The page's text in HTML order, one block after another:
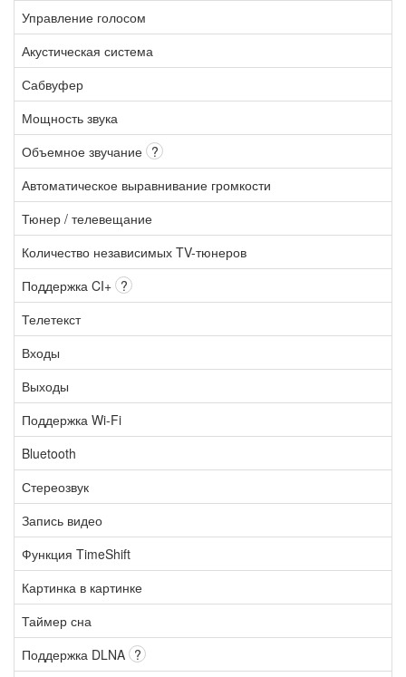
Управление голосом
Акустическая система
Сабвуфер
Мощность звука
Объемное звучание ?
Автоматическое выравнивание громкости
Тюнер / телевещание
Количество независимых TV-тюнеров
Поддержка CI+ ?
Телетекст
Входы
Выходы
Поддержка Wi-Fi
Bluetooth
Стереозвук
Запись видео
Функция TimeShift
Картинка в картинке
Таймер сна
Поддержка DLNA ?